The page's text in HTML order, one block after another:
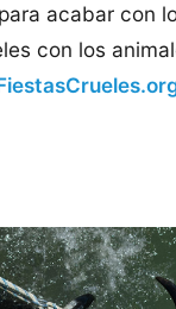
para acabar con
con los